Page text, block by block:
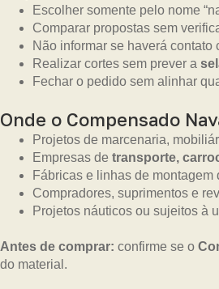
Escolher somente pelo nome
Comparar propostas sem
Não informar se haverá
Realizar cortes sem prever a
Fechar o pedido sem alinhar
Onde o Compensado
Projetos de marcenaria,
Empresas de transporte,
Fábricas e linhas de
Compradores, suprimentos e
Projetos náuticos ou sujeitos à
Antes de comprar: confirme se o
do material.